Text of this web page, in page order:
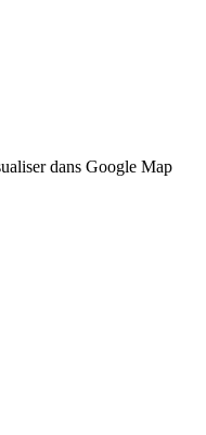
dans Google Map